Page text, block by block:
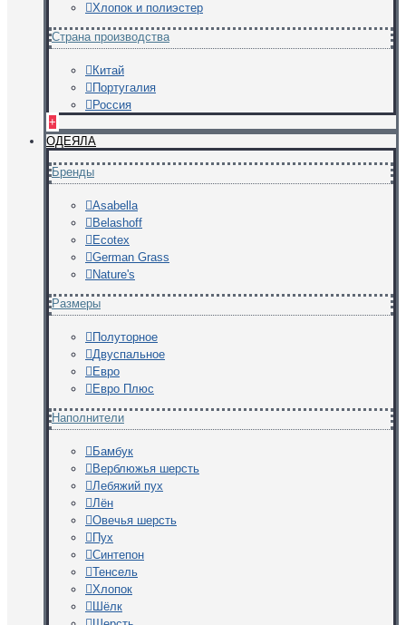
Хлопок и полиэстер
Страна производства
Китай
Португалия
Россия
+
ОДЕЯЛА
Бренды
Asabella
Belashoff
Ecotex
German Grass
Nature's
Размеры
Полуторное
Двуспальное
Евро
Евро Плюс
Наполнители
Бамбук
Верблюжья шерсть
Лебяжий пух
Лён
Овечья шерсть
Пух
Синтепон
Тенсель
Хлопок
Шёлк